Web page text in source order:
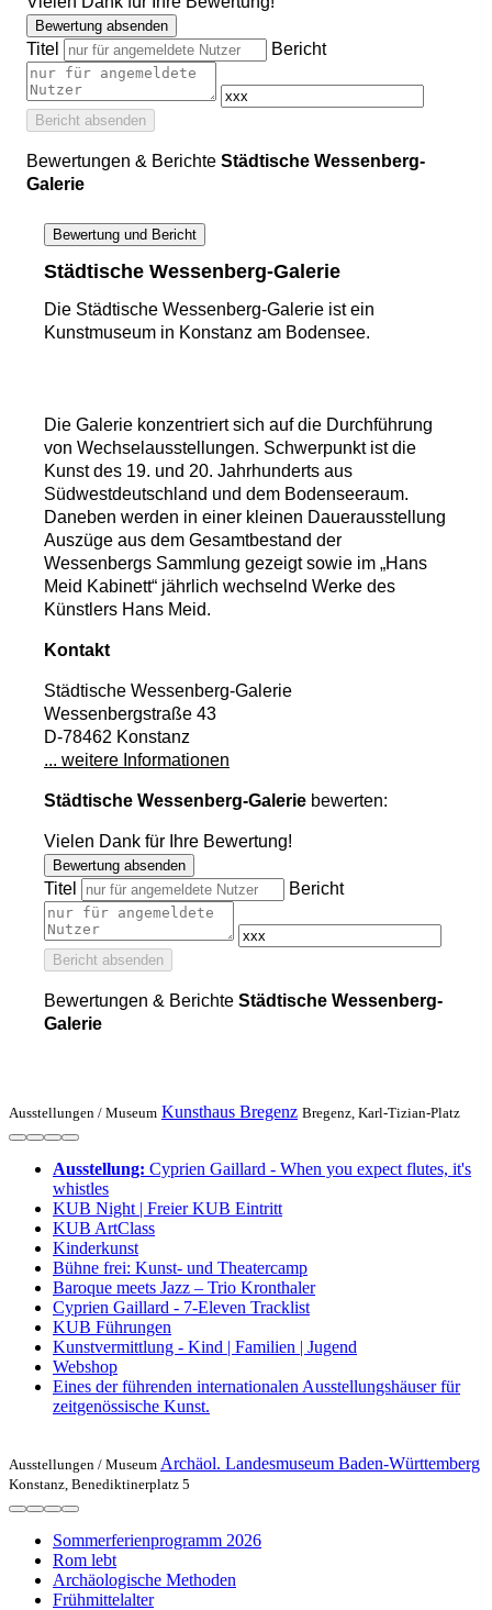
Bewertung absenden
Titel Bericht
Bericht absenden
Bewertungen & Berichte Städtische Wessenberg-
Galerie
Bewertung und Bericht
Städtische Wessenberg-Galerie
Die Städtische Wessenberg-Galerie ist ein
Kunstmuseum in Konstanz am Bodensee.
Die Galerie konzentriert sich auf die Durchführung
von Wechselausstellungen. Schwerpunkt ist die
Kunst des 19. und 20. Jahrhunderts aus
Südwestdeutschland und dem Bodenseeraum.
Daneben werden in einer kleinen Dauerausstellung
Auszüge aus dem Gesamtbestand der
Wessenbergs Sammlung gezeigt sowie im „Hans
Meid Kabinett“ jährlich wechselnd Werke des
Künstlers Hans Meid.
Kontakt
Städtische Wessenberg-Galerie
Wessenbergstraße 43
D-78462 Konstanz
... weitere Informationen
Städtische Wessenberg-Galerie bewerten:
Vielen Dank für Ihre Bewertung!
Bewertung absenden
Titel Bericht
Bericht absenden
Bewertungen & Berichte Städtische Wessenberg-
Galerie
Ausstellungen / Museum Kunsthaus Bregenz Bregenz, Karl-Tizian-Platz
Ausstellung: Cyprien Gaillard - When you expect flutes, it's
whistles
KUB Night | Freier KUB Eintritt
KUB ArtClass
Kinderkunst
Bühne frei: Kunst- und Theatercamp
Baroque meets Jazz – Trio Kronthaler
Cyprien Gaillard - 7-Eleven Tracklist
KUB Führungen
Kunstvermittlung - Kind | Familien | Jugend
Webshop
Eines der führenden internationalen Ausstellungshäuser für
zeitgenössische Kunst.
Ausstellungen / Museum Archäol. Landesmuseum Baden-Württemberg
Konstanz, Benediktinerplatz 5
Sommerferienprogramm 2026
Rom lebt
Archäologische Methoden
Frühmittelalter